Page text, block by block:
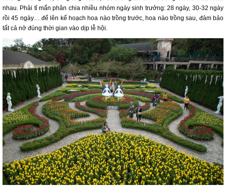
nhau. Phải tỉ mẩn phân chia nhiều nhóm ngày sinh trưởng: 28 ngày, 30-32 ngày
rồi 45 ngày… để lên kế hoạch hoa nào trồng trước, hoa nào trồng sau, đảm bảo
tất cả nở đúng thời gian vào dịp lễ hội.